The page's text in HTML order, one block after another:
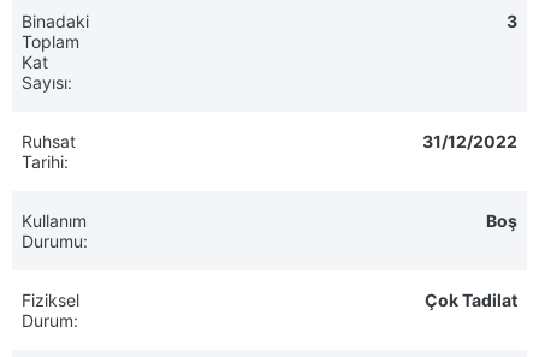
Binadaki
Toplam
Kat
Sayısı:
3
Ruhsat
Tarihi:
31/12/2022
Kullanım
Durumu:
Boş
Fiziksel
Durum:
Çok Tadilat